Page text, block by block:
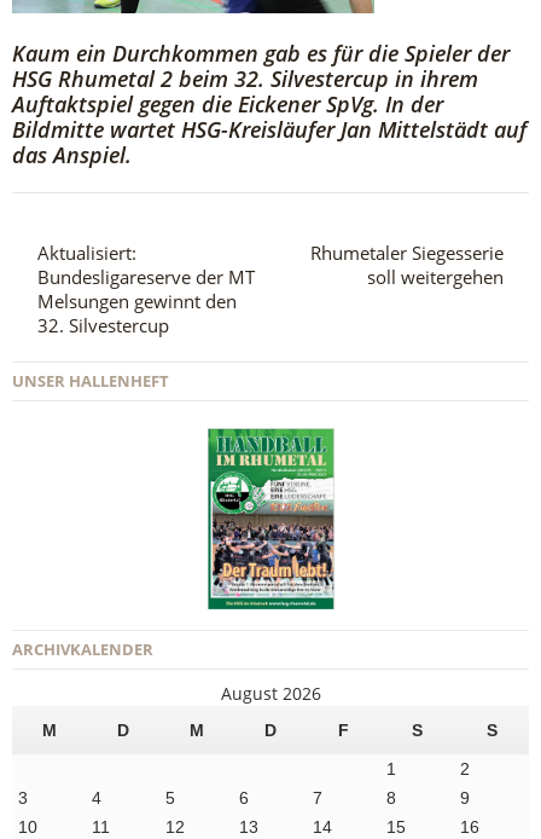
Kaum ein Durchkommen gab es für die Spieler der
HSG Rhumetal 2 beim 32. Silvestercup in ihrem
Auftaktspiel gegen die Eickener SpVg. In der
Bildmitte wartet HSG-Kreisläufer Jan Mittelstädt auf
das Anspiel.
Aktualisiert:
Bundesligareserve der MT
Melsungen gewinnt den
32. Silvestercup
Rhumetaler Siegesserie
soll weitergehen
UNSER HALLENHEFT
ARCHIVKALENDER
August 2026
M D M D F S
S
1
2
3
4 5 6 7 8
9
10
11 12 13 14 15
16